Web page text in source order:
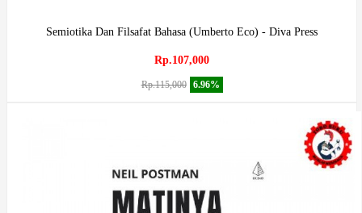
Semiotika Dan Filsafat Bahasa (Umberto Eco) - Diva Press
Rp.107,000
Rp.115,000 6.96%